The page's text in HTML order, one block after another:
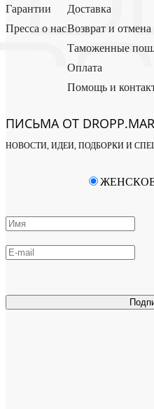
Гарантии
Пресса о нас
Доставка
Возврат и отмена
Таможенные
Оплата
Помощь и
ПИСЬМА ОТ
НОВОСТИ, ИДЕИ, ПОДБОРКИ И